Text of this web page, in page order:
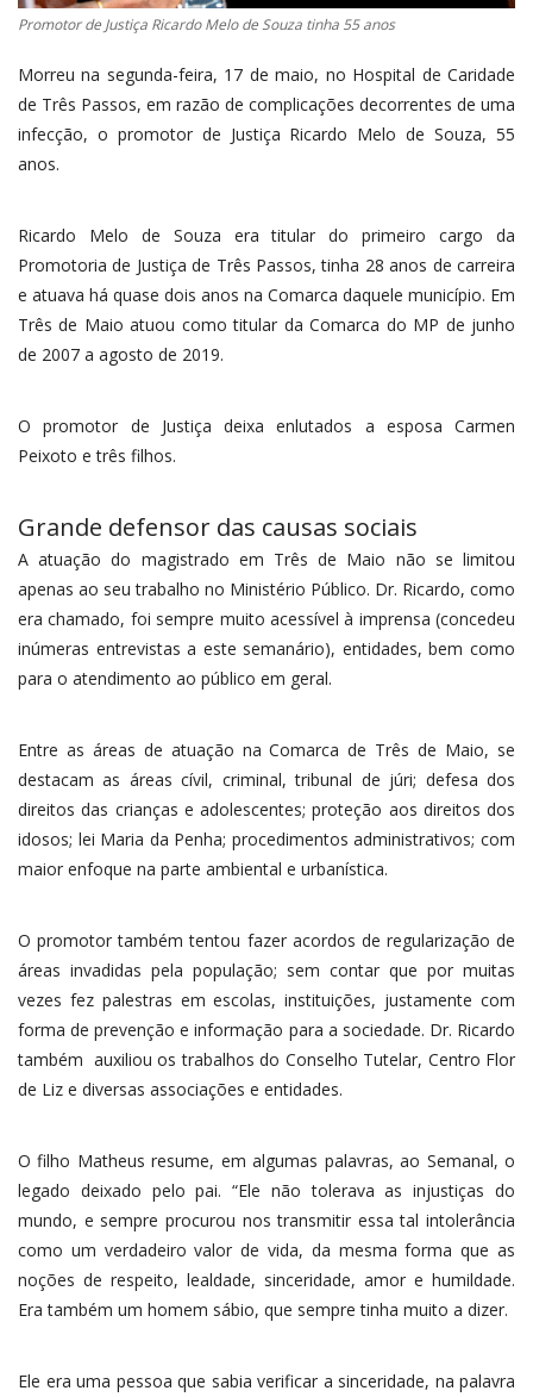
Promotor de Justiça Ricardo Melo de Souza tinha 55 anos
Morreu na segunda-feira, 17 de maio, no Hospital de Caridade
de Três Passos, em razão de complicações decorrentes de uma
infecção, o promotor de Justiça Ricardo Melo de Souza, 55
anos.
Ricardo Melo de Souza era titular do primeiro cargo da
Promotoria de Justiça de Três Passos, tinha 28 anos de carreira
e atuava há quase dois anos na Comarca daquele município. Em
Três de Maio atuou como titular da Comarca do MP de junho
de 2007 a agosto de 2019.
O promotor de Justiça deixa enlutados a esposa Carmen
Peixoto e três filhos.
Grande defensor das causas sociais
A atuação do magistrado em Três de Maio não se limitou
apenas ao seu trabalho no Ministério Público. Dr. Ricardo, como
era chamado, foi sempre muito acessível à imprensa (concedeu
inúmeras entrevistas a este semanário), entidades, bem como
para o atendimento ao público em geral.
Entre as áreas de atuação na Comarca de Três de Maio, se
destacam as áreas cívil, criminal, tribunal de júri; defesa dos
direitos das crianças e adolescentes; proteção aos direitos dos
idosos; lei Maria da Penha; procedimentos administrativos; com
maior enfoque na parte ambiental e urbanística.
O promotor também tentou fazer acordos de regularização de
áreas invadidas pela população; sem contar que por muitas
vezes fez palestras em escolas, instituições, justamente com
forma de prevenção e informação para a sociedade. Dr. Ricardo
também auxiliou os trabalhos do Conselho Tutelar, Centro Flor
de Liz e diversas associações e entidades.
O filho Matheus resume, em algumas palavras, ao Semanal, o
legado deixado pelo pai. “Ele não tolerava as injustiças do
mundo, e sempre procurou nos transmitir essa tal intolerância
como um verdadeiro valor de vida, da mesma forma que as
noções de respeito, lealdade, sinceridade, amor e humildade.
Era também um homem sábio, que sempre tinha muito a dizer.
Ele era uma pessoa que sabia verificar a sinceridade, na palavra